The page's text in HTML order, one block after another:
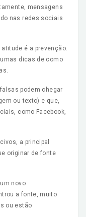
mensagens
nas redes sociais
é a prevenção.
dicas de como
podem chegar
ou texto) e que,
como Facebook,
a principal
originar de fonte
novo
a fonte, muito
ou estão